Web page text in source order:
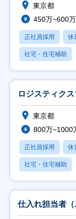
東京都
450万~600万
正社員採用 休
社宅・住宅補助
ロジスティク
東京都
800万~1000
正社員採用 休
社宅・住宅補助
仕入れ担当者